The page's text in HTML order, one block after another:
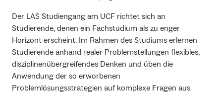
Der LAS Studiengang am UCF richtet sich an
Studierende, denen ein Fachstudium als zu enger
Horizont erscheint. Im Rahmen des Studiums erlernen
Studierende anhand realer Problemstellungen flexibles,
disziplinenübergreifendes Denken und üben die
Anwendung der so erworbenen
Problemlösungsstrategien auf komplexe Fragen aus